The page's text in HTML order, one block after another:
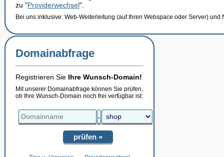
zu "Providerwechsel".
Bei uns inklusive: Web-Weiterleitung (auf Ihren Webspace oder Server) und
Domainabfrage
Registrieren Sie Ihre Wunsch-Domain!
Mit unserer Domainabfrage können Sie prüfen,
ob Ihre Wunsch-Domain noch frei verfügbar ist:
.
prüfen »